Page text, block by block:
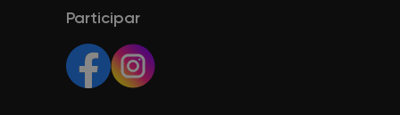
profesores.Participar